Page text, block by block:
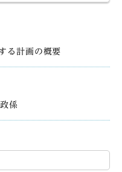
る計画の概要
係